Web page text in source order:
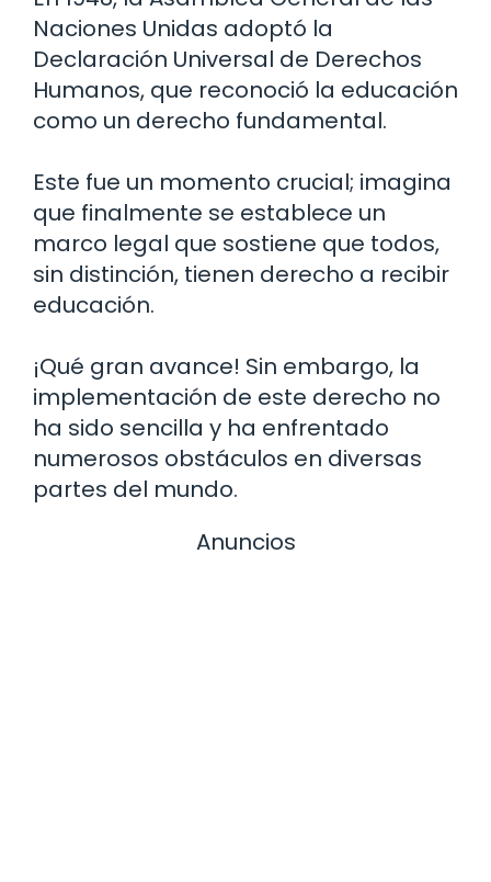
Naciones Unidas adoptó la
Declaración Universal de Derechos
Humanos, que reconoció la educación
como un derecho fundamental.
Este fue un momento crucial; imagina
que finalmente se establece un
marco legal que sostiene que todos,
sin distinción, tienen derecho a recibir
educación.
¡Qué gran avance! Sin embargo, la
implementación de este derecho no
ha sido sencilla y ha enfrentado
numerosos obstáculos en diversas
partes del mundo.
Anuncios